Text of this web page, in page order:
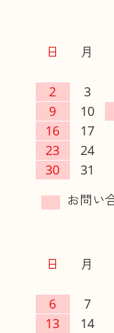
日 月
2
3
9
10
16
17
23
24
30
31
日 月
6
7
13
14